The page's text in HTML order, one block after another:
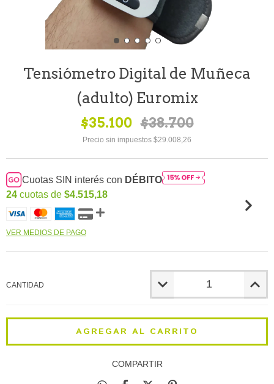
Tensiómetro Digital de Muñeca
(adulto) Euromix
$35.100 $38.700
Precio sin impuestos $29.008,26
Cuotas SIN interés con DÉBITO
24 cuotas de $4.515,18
VER MEDIOS DE PAGO
CANTIDAD
COMPARTIR